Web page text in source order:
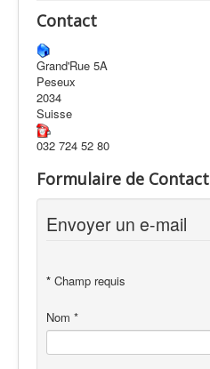
Contact
Grand'Rue 5A
Peseux
2034
Suisse
032 724 52 80
Formulaire de Contact
Envoyer un e-mail
* Champ requis
Nom *